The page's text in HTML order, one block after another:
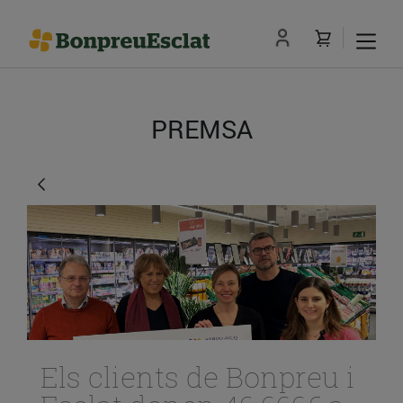
PREMSA
Els clients de Bonpreu i